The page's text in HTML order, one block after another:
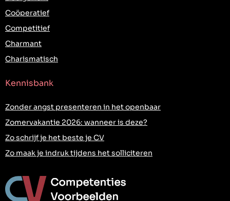
Coöperatief
Competitief
Charmant
Charismatisch
Kennisbank
Zonder angst presenteren in het openbaar
Zomervakantie 2026: wanneer is deze?
Zo schrijf je het beste je CV
Zo maak je indruk tijdens het solliciteren